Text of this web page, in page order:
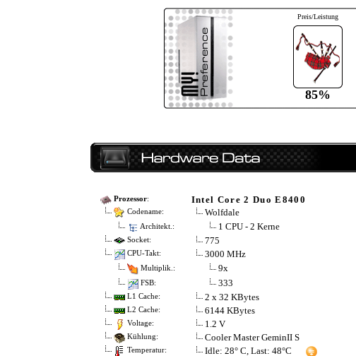
Preis/Leistung
85%
Prozessor: Intel Core 2 Duo E8400
Codename: Wolfdale
Architekt.: 1 CPU - 2 Kerne
Socket: 775
CPU-Takt: 3000 MHz
Multiplik.: 9x
FSB: 333
L1 Cache: 2 x 32 KBytes
L2 Cache: 6144 KBytes
Voltage: 1.2 V
Kühlung: Cooler Master GeminII S
Temperatur: Idle: 28° C, Last: 48°C